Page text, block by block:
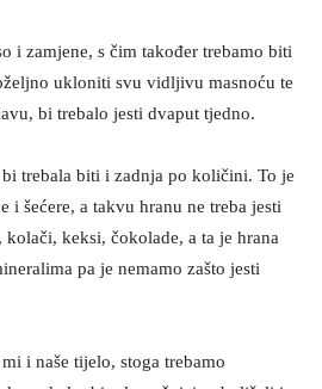
i zamjene, s čim također trebamo biti
ukloniti svu vidljivu masnoću te
bi trebalo jesti dvaput tjedno.
trebala biti i zadnja po količini. To je
i šećere, a takvu hranu ne treba jesti
kolači, keksi, čokolade, a ta je hrana
pa je nemamo zašto jesti
i naše tijelo, stoga trebamo